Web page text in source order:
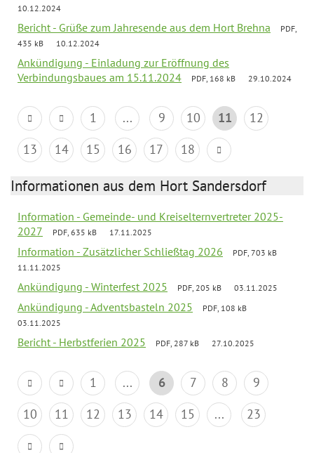
10.12.2024
Bericht - Grüße zum Jahresende aus dem Hort Brehna
PDF,
435 kB
10.12.2024
Ankündigung - Einladung zur Eröffnung des
Verbindungsbaues am 15.11.2024
PDF, 168 kB 29.10.2024
1 ... 9 10 11
12
13
14 15 16 17 18
Informationen aus dem Hort Sandersdorf
Information - Gemeinde- und Kreiselternvertreter 2025-
2027
PDF, 635 kB 17.11.2025
Information - Zusätzlicher Schließtag 2026
PDF, 703 kB
11.11.2025
Ankündigung - Winterfest 2025 PDF, 205 kB 03.11.2025
Ankündigung - Adventsbasteln 2025
PDF, 108 kB
03.11.2025
Bericht - Herbstferien 2025 PDF, 287 kB 27.10.2025
1 ... 6 7 8
9
10
11 12 13 14 15 ... 23